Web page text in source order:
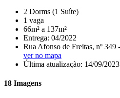
2 Dorms (1 Suíte)
1 vaga
66m² a 137m²
Entrega: 04/2022
Rua Afonso de Freitas, nº 349
ver no mapa
Última atualização: 14/09/2023
18 Imagens